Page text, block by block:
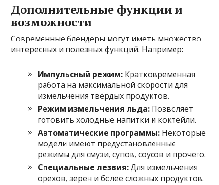
Дополнительные функции и
возможности
Современные блендеры могут иметь множество
интересных и полезных функций. Например:
Импульсный режим: Кратковременная
работа на максимальной скорости для
измельчения твёрдых продуктов.
Режим измельчения льда: Позволяет
готовить холодные напитки и коктейли.
Автоматические программы: Некоторые
модели имеют предустановленные
режимы для смузи, супов, соусов и прочего.
Специальные лезвия:Для измельчения
орехов, зерен и более сложных продуктов.